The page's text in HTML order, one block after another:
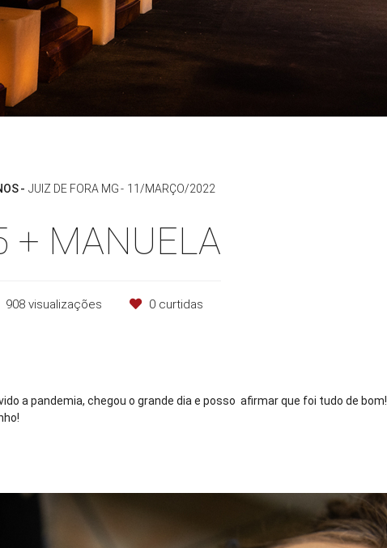
JUIZ DE FORA MG 11/MARÇO/2022
+ MANUELA
908 visualizações 0 curtidas
a pandemia, chegou o grande dia e posso afirmar que foi tudo de bom!